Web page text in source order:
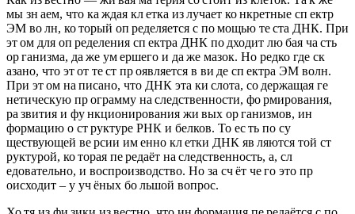
мы зн аем, что ка ждая кл етка из лучает ко нкретные сп ектр
ЭМ во лн, ко торый оп ределяется с по мощью те ста ДНК. При
эт ом для оп ределения сп ектра ДНК по дходит лю бая ча сть
ор ганизма, да же ум ершего и да же мазок. Но редко где ск
азано, что эт от те ст пр оявляется в ви де сп ектра ЭМ волн.
При эт ом на писано, что ДНК эта ки слота, со держащая ге
нетическую пр ограмму на следственности, фо рмирования,
ра звития и фу нкционирования жи вых ор ганизмов, ин
формацию о ст руктуре РНК и белков. То ес ть по су
ществующей ве рсии им енно кл етки ДНК яв ляются той ст
руктурой, ко торая пе редаёт на следственность, а, сл
едовательно, и воспроизводство. Но за сч ёт че го это пр
оисходит – у уч ёных бо льшой вопрос.